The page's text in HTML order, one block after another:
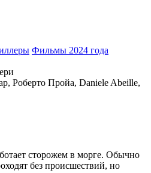
Фильмы 2024 года
Роберто Пройа, Daniele Abeille,
сторожем в морге. Обычно
без происшествий, но